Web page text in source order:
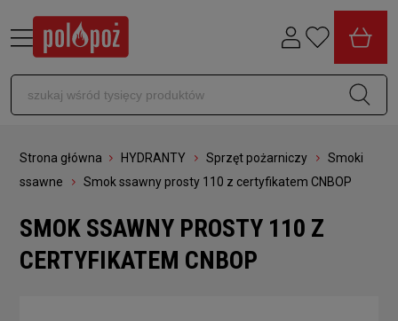
Strona główna HYDRANTY Sprzęt pożarniczy
Smoki
ssawne
Smok ssawny prosty 110 z certyfikatem CNBOP
SMOK SSAWNY PROSTY 110 Z
CERTYFIKATEM CNBOP